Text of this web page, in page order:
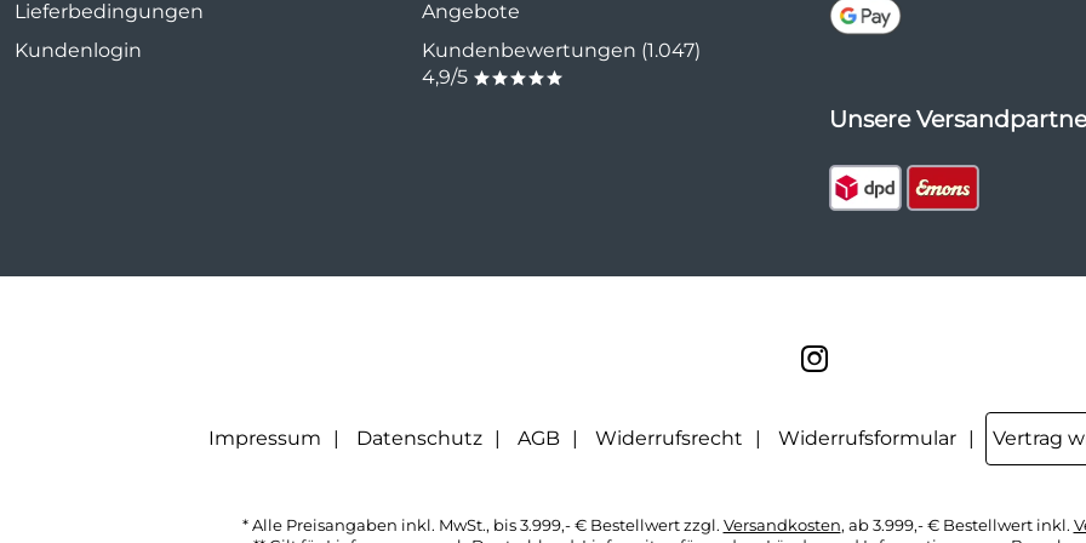
Lieferbedingungen
Kundenlogin
Angebote
Kundenbewertungen (1.047)
4,9/5 *****
Unsere
Impressum Datenschutz AGB Widerrufsrecht Widerrufsformular Vertrag
* Alle Preisangaben inkl. MwSt., bis 3.999,- € Bestellwert zzgl. Versandkosten, ab 3.999,- € Bestellwert inkl.